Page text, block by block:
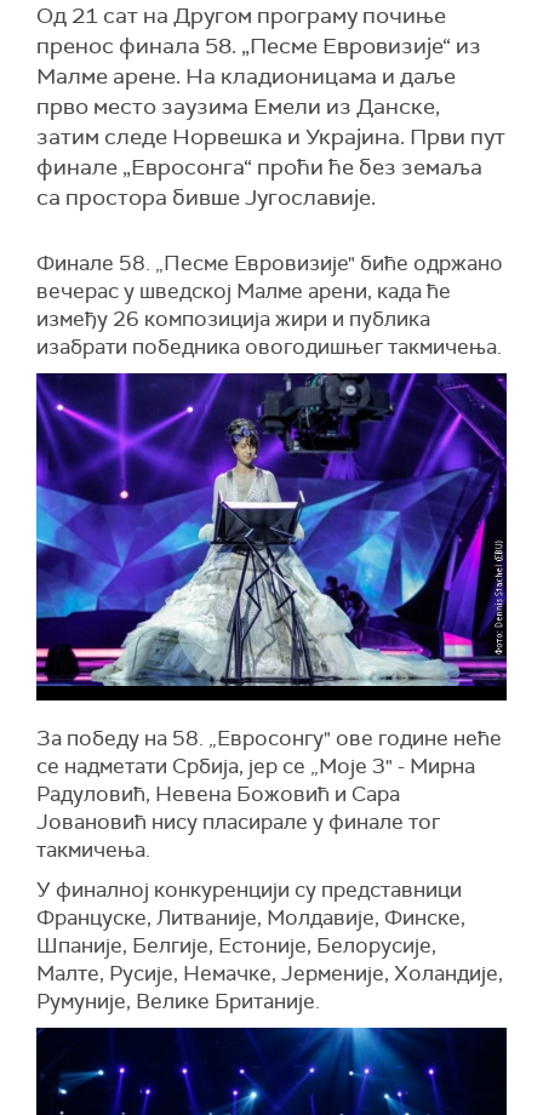
Од 21 сат на Другом програму почиње
пренос финала 58. „Песме Евровизије“ из
Малме арене. На кладионицама и даље
прво место заузима Емели из Данске,
затим следе Норвешка и Украјина. Први пут
финале „Евросонга“ проћи ће без земаља
са простора бивше Југославије.
Финале 58. „Песме Евровизије" биће одржано
вечерас у шведској Малме арени, када ће
између 26 композиција жири и публика
изабрати победника овогодишњег такмичења.
За победу на 58. „Евросонгу" ове године неће
се надметати Србија, јер се „Моје 3" - Мирна
Радуловић, Невена Божовић и Сара
Јовановић нису пласирале у финале тог
такмичења.
У финалној конкуренцији су представници
Француске, Литваније, Молдавије, Финске,
Шпаније, Белгије, Естоније, Белорусије,
Малте, Русије, Немачке, Јерменије, Холандије,
Румуније, Велике Британије.